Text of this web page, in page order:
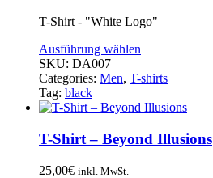
T-Shirt - "White Logo"
Ausführung wählen
SKU: DA007
Categories: Men, T-shirts
Tag: black
T-Shirt – Beyond Illusions
25,00€ inkl. MwSt.